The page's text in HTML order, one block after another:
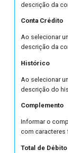
descrição da
Conta Crédito
Ao selecionar
descrição da
Histórico
Ao selecionar
descrição do
Complemento
Informar o
com caracteres
Total de Débito